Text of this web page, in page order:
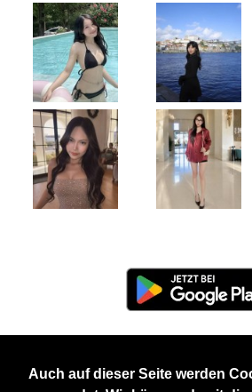
Auch auf dieser Seite werden
Datenschutzerklärung AGB